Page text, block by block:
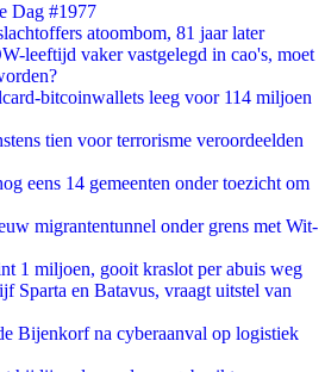
Dag #1977
atoombom, 81 jaar later
leeftijd vaker vastgelegd in cao's, moet
bitcoinwallets leeg voor 114 miljoen
tien voor terrorisme veroordeelden
eens 14 gemeenten onder toezicht om
migrantentunnel onder grens met Wit-
1 miljoen, gooit kraslot per abuis weg
Sparta en Batavus, vraagt uitstel van
Bijenkorf na cyberaanval op logistiek